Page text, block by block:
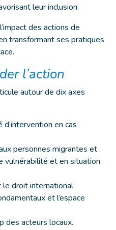
leur inclusion.
des actions de
transformant ses pratiques
l’action
autour de dix axes
en cas
personnes migrantes et
vulnérabilité et en situation
droit international
et l’espace
des acteurs locaux.